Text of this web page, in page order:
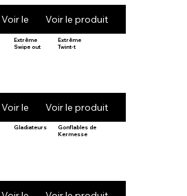
Voir le produitVoir le produit
Extrême
Swipe out
Voir le produit
Extrême
Twint-t
Voir le produit
Gladiateurs
Gonflables de
Kermesse